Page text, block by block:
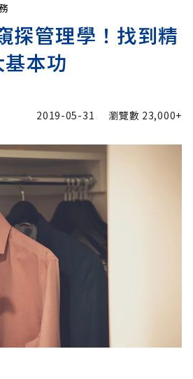
探管理學！找到精
本功
2019-05-31 瀏覽數 23,000+